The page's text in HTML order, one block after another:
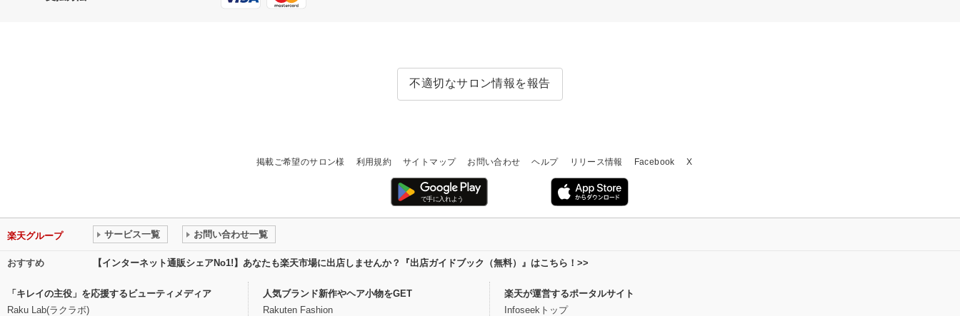
不適切なサロン情報を報告
掲載ご希望のサロン様 利用規約 サイトマップ お問い合わせ ヘルプ リリース情報 Facebook X
楽天グループ サービス一覧 お問い合わせ一覧
おすすめ 【インターネット通販シェアNo1!】あなたも楽天市場に出店しませんか？『出店ガイドブック（無料）』はこちら！>>
「キレイの主役」を応援するビューティメディア
Raku Lab(ラクラボ)
人気ブランド新作やヘア小物をGET
Rakuten Fashion
楽天が運営するポータルサイト
Infoseekトップ